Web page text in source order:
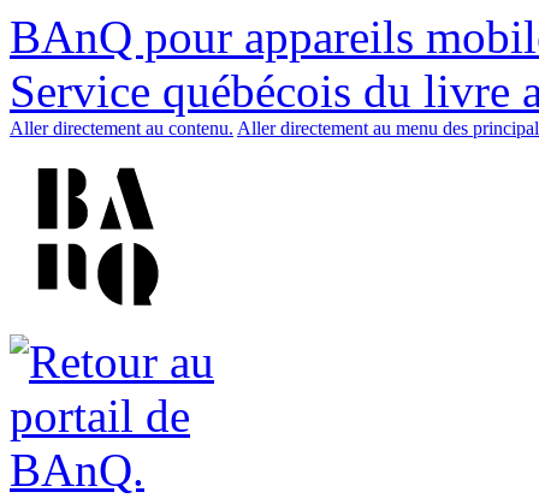
BAnQ pour appareils
Service québécois du livre
Aller directement au contenu. Aller directement au menu des